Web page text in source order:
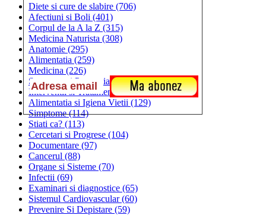
Diete si cure de slabire (706)
Afectiuni si Boli (401)
Corpul de la A la Z (315)
Medicina Naturista (308)
Anatomie (295)
Alimentatia (259)
Medicina (226)
Sanatatea si Preventia(170)
Interventii si Tratamente(167)
Alimentatia si Igiena Vietii (129)
Simptome(114)
Stiati ca? (113)
Cercetari si Progrese (104)
Documentare (97)
Cancerul (88)
Organe si Sisteme (70)
Infectii (69)
Examinari si diagnostice (65)
Sistemul Cardiovascular(60)
Prevenire Si Depistare (59)